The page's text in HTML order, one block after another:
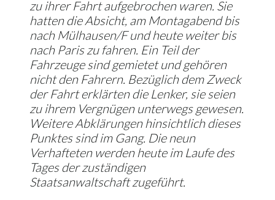
zu ihrer Fahrt aufgebrochen waren. Sie
hatten die Absicht, am Montagabend bis
nach Mülhausen/F und heute weiter bis
nach Paris zu fahren. Ein Teil der
Fahrzeuge sind gemietet und gehören
nicht den Fahrern. Bezüglich dem Zweck
der Fahrt erklärten die Lenker, sie seien
zu ihrem Vergnügen unterwegs gewesen.
Weitere Abklärungen hinsichtlich dieses
Punktes sind im Gang. Die neun
Verhafteten werden heute im Laufe des
Tages der zuständigen
Staatsanwaltschaft zugeführt.